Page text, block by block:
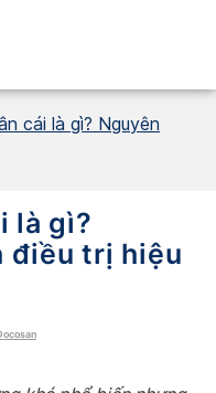
cái là gì? Nguyên
là gì?
điều trị hiệu